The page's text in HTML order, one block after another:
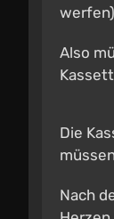
Also
Die
Nach